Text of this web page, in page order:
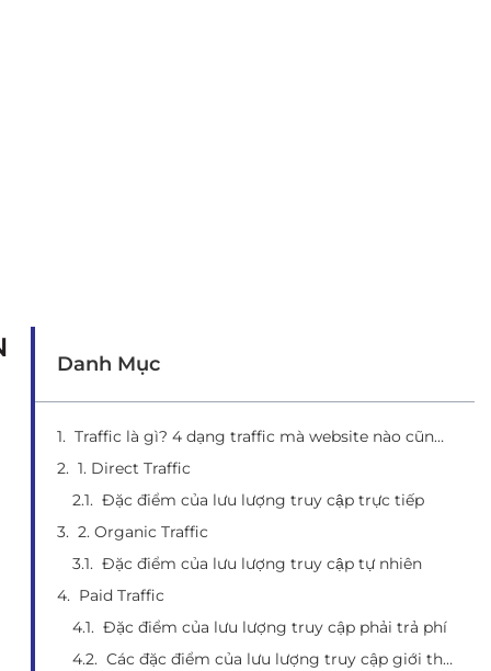
Danh Mục
Traffic là gì? 4 dạng traffic mà website nào cũng nên có
1. Direct Traffic
Đặc điểm của lưu lượng truy cập trực tiếp
2. Organic Traffic
Đặc điểm của lưu lượng truy cập tự nhiên
Paid Traffic
Đặc điểm của lưu lượng truy cập phải trả phí
Các đặc điểm của lưu lượng truy cập giới thiệu